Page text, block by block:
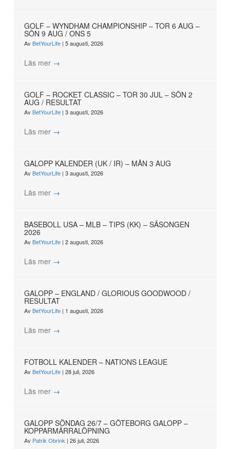
GOLF – WYNDHAM CHAMPIONSHIP – TOR 6 AUG –
SÖN 9 AUG / ONS 5
AvBetYourLife | 5 augusti, 2026
Läs mer →
GOLF – ROCKET CLASSIC – TOR 30 JUL – SÖN 2
AUG / RESULTAT
AvBetYourLife | 3 augusti, 2026
Läs mer →
GALOPP KALENDER (UK / IR) – MÅN 3 AUG
AvBetYourLife | 3 augusti, 2026
Läs mer →
BASEBOLL USA – MLB – TIPS (KK) – SÄSONGEN
2026
AvBetYourLife | 2 augusti, 2026
Läs mer →
GALOPP – ENGLAND / GLORIOUS GOODWOOD /
RESULTAT
AvBetYourLife | 1 augusti, 2026
Läs mer →
FOTBOLL KALENDER – NATIONS LEAGUE
AvBetYourLife | 28 juli, 2026
Läs mer →
GALOPP SÖNDAG 26/7 – GÖTEBORG GALOPP –
KOPPARMÄRRALÖPNING
Av Patrik Obrink | 26 juli, 2026